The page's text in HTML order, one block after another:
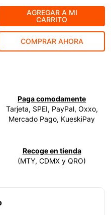
AGREGAR A MI
CARRITO
COMPRAR AHORA
Paga comodamente
Tarjeta, SPEI, PayPal, Oxxo,
Mercado Pago, KueskiPay
Recoge en tienda
(MTY, CDMX y QRO)